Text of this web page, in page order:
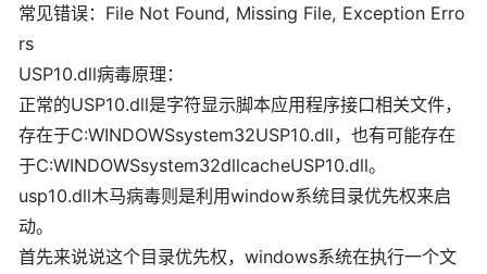
常见错误：File Not Found, Missing File, Exception Erro
rs
USP10.dll病毒原理：
正常的USP10.dll是字符显示脚本应用程序接口相关文件，
存在于C:WINDOWSsystem32USP10.dll，也有可能存在
于C:WINDOWSsystem32dllcacheUSP10.dll。
usp10.dll木马病毒则是利用window系统目录优先权来启
动。
首先来说说这个目录优先权，windows系统在执行一个文